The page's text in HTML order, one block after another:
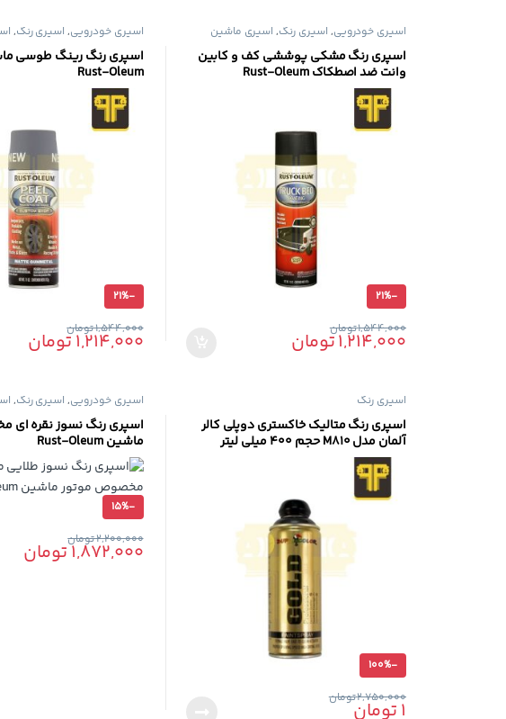
اسپری خودرویی, اسپری رنگ, اسپری ماشین
اسپری رنگ مشکی پوششی کف و کابین
وانت ضد اصطکاک Rust-Oleum
-
21%
1,214,000تومان 1,544,000تومان
اسپری خودرویی, اسپری رنگ,
اسپری رنگ رینگ طوسی
Rust-Oleum
-
21%
1,214,000تومان 1,544,000تومان
اسپری رنگ
اسپری رنگ متالیک خاکستری دوپلی کالر
آلمان مدل M810 حجم 400 میلی لیتر
-
100%
1تومان
2,750,000تومان
اسپری خودرویی, اسپری رنگ,
اسپری رنگ نسوز نقره ای
ماشین Rust-Oleum
-
15%
1,872,000تومان 2,200,000تومان